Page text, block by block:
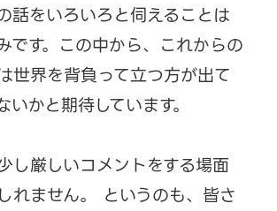
話をいろいろと伺えることは
です。この中から、これからの
世界を背負って立つ方が出て
いかと期待しています。
し厳しいコメントをする場面
れません。 というのも、皆さ